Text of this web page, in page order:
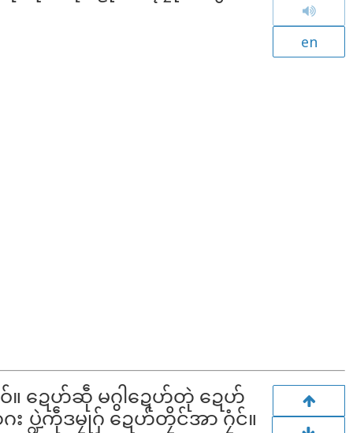
en
။ ဍေဟ်ဆဵု မဂွါဍေဟ်တုဲ ဍေဟ်
ပ္ဍဲကဵုဒမၠုဂှ် ဍေဟ်တၠိင်အာ ဂၠံင်။